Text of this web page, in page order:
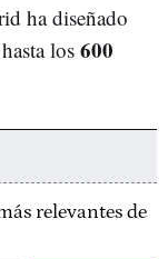
ha diseñado
los600
relevantes de